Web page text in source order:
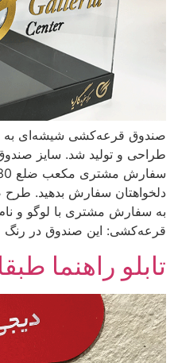
صندوق قرعه‌کشی شیشه‌ای به
طراحی و تولید شد. سایز
دلخواهتان سفارش بدهید.
به سفارش مشتری با لوگو و
قرعه‌کشی: این صندوق در
تابلو راهنما